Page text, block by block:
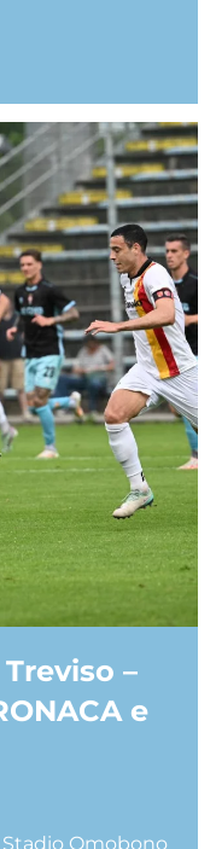
–
e
Omobono